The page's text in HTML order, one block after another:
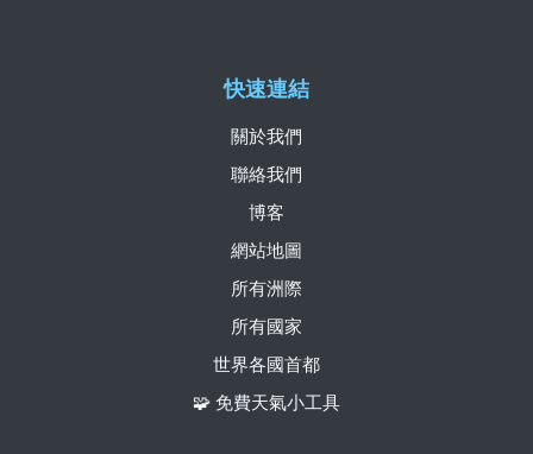
快速連結
關於我們
聯絡我們
博客
網站地圖
所有洲際
所有國家
世界各國首都
🧩 免費天氣小工具